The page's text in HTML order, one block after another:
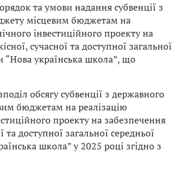
та умови надання субвенції з
місцевим бюджетам на
інвестиційного проекту на
сучасної та доступної загальної
“Нова українська школа”, що
обсягу субвенції з державного
бюджетам на реалізацію
проекту на забезпечення
та доступної загальної середньої
школа” у 2025 році згідно з